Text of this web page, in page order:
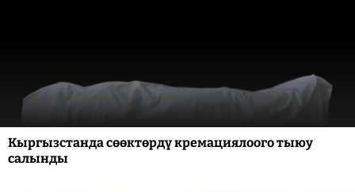
Кыргызстанда сөөктөрдү кремациялоого тыюу
салынды